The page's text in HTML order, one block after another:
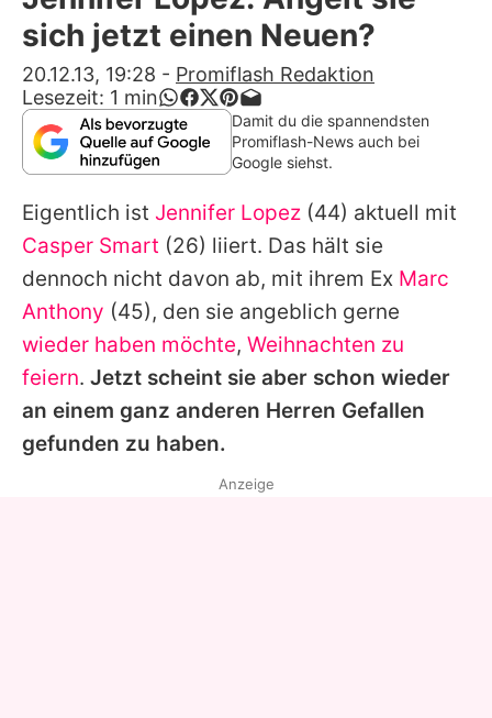
Alle Themen auf Promiflash
App runterladen
Team
Redaktionelle Richtlinien
Impressum
Datenschutzerklärung
Nutzungsbedingungen
Utiq verwalten
sich jetzt einen Neuen?
20.12.13, 19:28 - Promiflash Redaktion
Lesezeit: 1 min
Damit du die spannendsten
Promiflash-News auch bei
Google siehst.
Eigentlich ist Jennifer Lopez (44) aktuell mit
Casper Smart (26) liiert. Das hält sie
dennoch nicht davon ab, mit ihrem Ex Marc
Anthony (45), den sie angeblich gerne
wieder haben möchte, Weihnachten zu
feiern. Jetzt scheint sie aber schon wieder
an einem ganz anderen Herren Gefallen
gefunden zu haben.
Anzeige